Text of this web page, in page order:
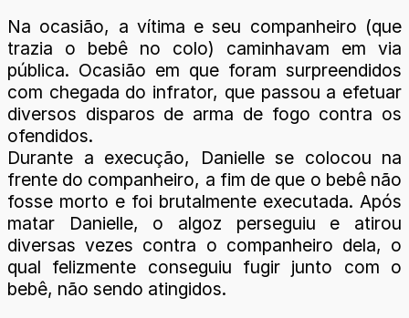
Na ocasião, a vítima e seu companheiro (que
trazia o bebê no colo) caminhavam em via
pública. Ocasião em que foram surpreendidos
com chegada do infrator, que passou a efetuar
diversos disparos de arma de fogo contra os
ofendidos.
Durante a execução, Danielle se colocou na
frente do companheiro, a fim de que o bebê não
fosse morto e foi brutalmente executada. Após
matar Danielle, o algoz perseguiu e atirou
diversas vezes contra o companheiro dela, o
qual felizmente conseguiu fugir junto com o
bebê, não sendo atingidos.